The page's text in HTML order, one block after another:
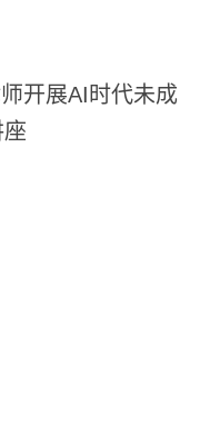
开展AI时代未成